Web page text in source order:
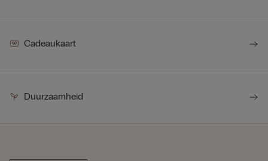
Cadeaukaart
Duurzaamheid